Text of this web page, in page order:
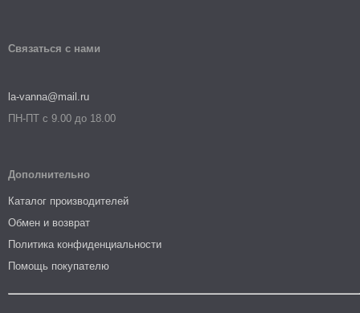
Связаться с нами
la-vanna@mail.ru
ПН-ПТ с 9.00 до 18.00
Дополнительно
Каталог производителей
Обмен и возврат
Политика конфиденциальности
Помощь покупателю